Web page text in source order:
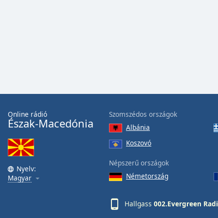
window.
dialog
window.
Escape
will
Online rádió
Észak-Macedónia
Nyelv:
Magyar
Szomszédos országok
Albánia
Koszovó
Népszerű országok
Németország
Hallgass 002.Evergreen